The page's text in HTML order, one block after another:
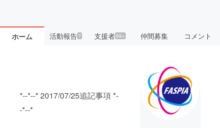
ホーム 活動報告7 支援者99+ 仲間募集 コメント
*--*--* 2017/07/25追記事項 *-
-*--*